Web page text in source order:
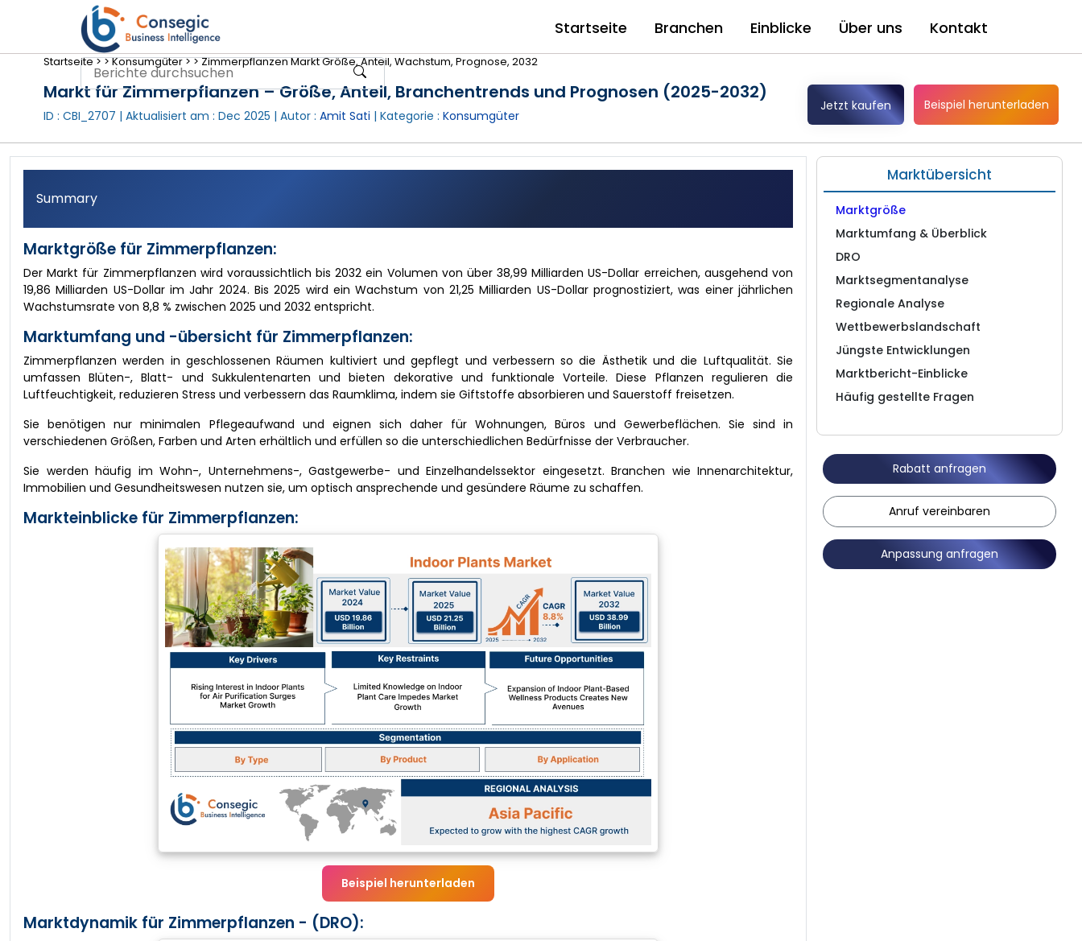
Startseite Branchen Einblicke Über uns Kontakt
Startseite >>Konsumgüter >>Zimmerpflanzen Markt Größe, Anteil, Wachstum, Prognose, 2032
Markt für Zimmerpflanzen – Größe, Anteil, Branchentrends und Prognosen (2025-2032)
ID : CBI_2707 | Aktualisiert am : Dec 2025 | Autor : Amit Sati | Kategorie : Konsumgüter
Jetzt kaufen Beispiel herunterladen
Summary
Marktgröße für Zimmerpflanzen:
Der Markt für Zimmerpflanzen wird voraussichtlich bis 2032 ein Volumen von über 38,99 Milliarden US-Dollar erreichen, ausgehend von
19,86 Milliarden US-Dollar im Jahr 2024. Bis 2025 wird ein Wachstum von 21,25 Milliarden US-Dollar prognostiziert, was einer jährlichen
Wachstumsrate von 8,8 % zwischen 2025 und 2032 entspricht.
Marktumfang und -übersicht für Zimmerpflanzen:
Zimmerpflanzen werden in geschlossenen Räumen kultiviert und gepflegt und verbessern so die Ästhetik und die Luftqualität. Sie
umfassen Blüten-, Blatt- und Sukkulentenarten und bieten dekorative und funktionale Vorteile. Diese Pflanzen regulieren die
Luftfeuchtigkeit, reduzieren Stress und verbessern das Raumklima, indem sie Giftstoffe absorbieren und Sauerstoff freisetzen.
Sie benötigen nur minimalen Pflegeaufwand und eignen sich daher für Wohnungen, Büros und Gewerbeflächen. Sie sind in
verschiedenen Größen, Farben und Arten erhältlich und erfüllen so die unterschiedlichen Bedürfnisse der Verbraucher.
Sie werden häufig im Wohn-, Unternehmens-, Gastgewerbe- und Einzelhandelssektor eingesetzt. Branchen wie Innenarchitektur,
Immobilien und Gesundheitswesen nutzen sie, um optisch ansprechende und gesündere Räume zu schaffen.
Markteinblicke für Zimmerpflanzen:
Beispiel herunterladen
Marktdynamik für Zimmerpflanzen - (DRO):
Marktübersicht
Marktgröße
Marktumfang & Überblick
DRO
Marktsegmentanalyse
Regionale Analyse
Wettbewerbslandschaft
Jüngste Entwicklungen
Marktbericht-Einblicke
Häufig gestellte Fragen
Rabatt anfragen
Anruf vereinbaren
Anpassung anfragen